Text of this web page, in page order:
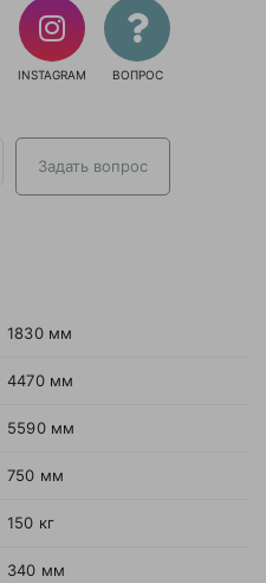
INSTAGRAM ВОПРОС
Задать вопрос
1830 мм
4470 мм
5590 мм
750 мм
150 кг
340 мм